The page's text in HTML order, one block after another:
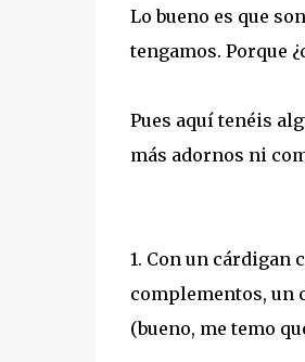
Lo bueno es que
tengamos. Porque
Pues aquí tenéis
más adornos ni
1. Con un cárdigan
complementos, un
(bueno, me temo